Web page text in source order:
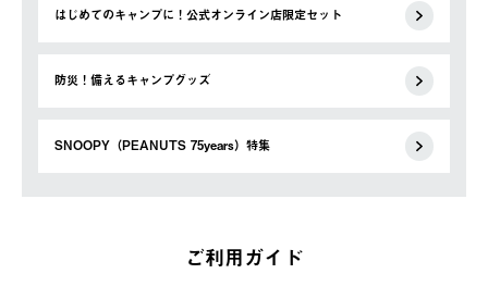
はじめてのキャンプに！公式オンライン店限定セット
防災！備えるキャンプグッズ
SNOOPY（PEANUTS 75years）特集
ご利用ガイド